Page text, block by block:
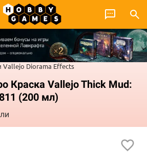
Vallejo Diorama Effects
Краска Vallejo Thick Mud:
(200 мл)